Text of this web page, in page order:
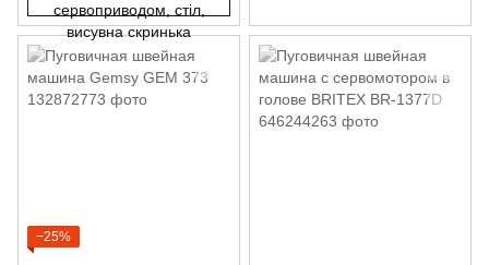
сервоприводом, стіл,
висувна скринька
−25%